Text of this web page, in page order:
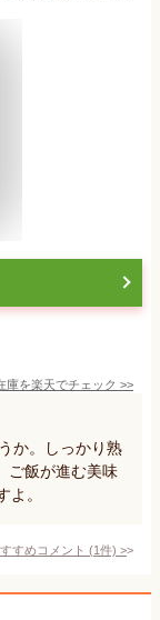
庫を楽天でチェック >>
か。しっかり熟
ご飯が進む美味
よ。
すめコメント (1件) >